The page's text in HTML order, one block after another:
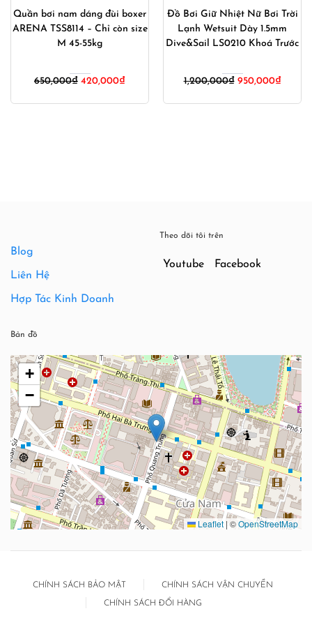
Quần bơi nam dáng đùi boxer
ARENA TSS8114 – Chỉ còn size
M 45-55kg
650,000₫ Giá
420,000₫Giá
Đồ Bơi Giữ Nhiệt Nữ Bơi Trời
Lạnh Wetsuit Dày 1.5mm
Dive&Sail LS0210 Khoá Trước
1,200,000₫ Giá
950,000₫Giá
Blog
Liên Hệ
Hợp Tác Kinh Doanh
Theo dõi tôi trên
Youtube Facebook
Bản đồ
+
−
Leaflet | ©OpenStreetMap
CHÍNH SÁCH BẢO MẬT CHÍNH SÁCH VẬN CHUYỂN
CHÍNH SÁCH ĐỔI HÀNG